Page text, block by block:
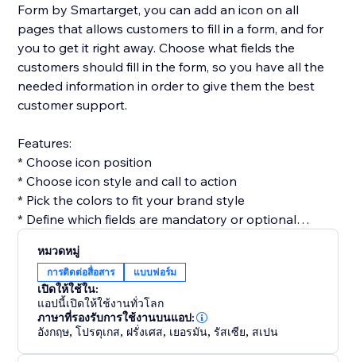
Form by Smartarget, you can add an icon on all
pages that allows customers to fill in a form, and for
you to get it right away. Choose what fields the
customers should fill in the form, so you have all the
needed information in order to give them the best
customer support.
Features:
* Choose icon position
* Choose icon style and call to action
* Pick the colors to fit your brand style
* Define which fields are mandatory or optional
* Get notifications on Telegram for every form
submission (optional)
Contact Form by Smartarget is the most efficient way
to get customers contacting you by using a form. You
don’t need any development skills to use it. The app
หมวดหมู่
การติดต่อสื่อสาร แบบฟอร์ม
เปิดให้ใช้ใน:
แอปนี้เปิดให้ใช้งานทั่วโลก
ภาษาที่รองรับการใช้งานบนแอป:
อังกฤษ,โปรตุเกส, ฝรั่งเศส, เยอรมัน,รัสเซีย, สเปน